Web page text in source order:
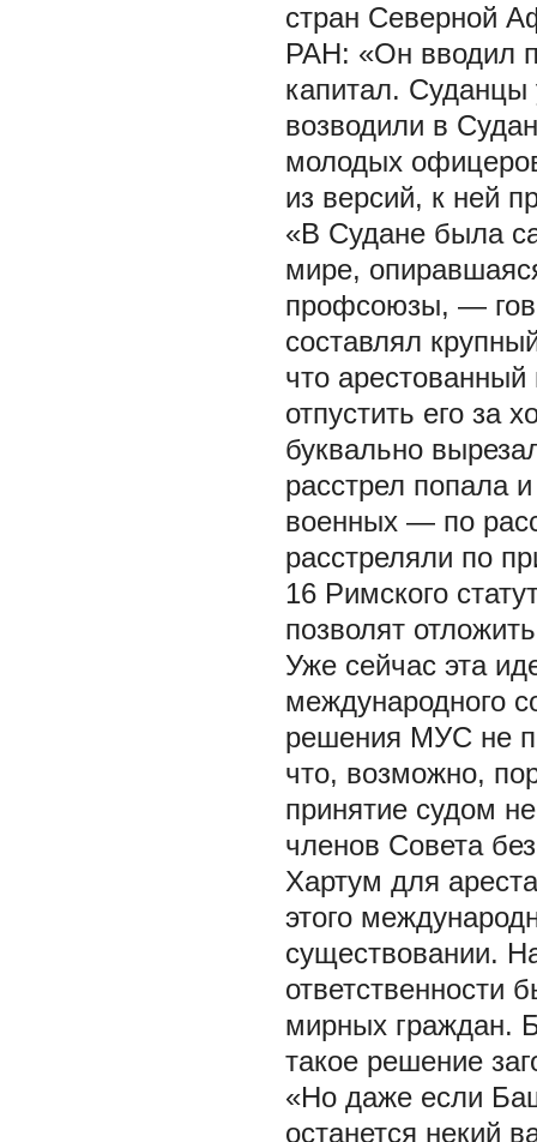
стран Северной
РАН: «Он вводил
капитал. Суданцы
возводили в
молодых
из версий, к ней
«В Судане была
мире,
профсоюзы, —
составлял
что арестованный
отпустить его за
буквально
расстрел попала
военных — по
расстреляли по
16 Римского
позволят
Уже сейчас эта
международного
решения МУС не
что, возможно,
принятие судом
членов Совета
Хартум для
этого
существовании.
ответственности
мирных граждан.
такое решение
«Но даже если
останется некий